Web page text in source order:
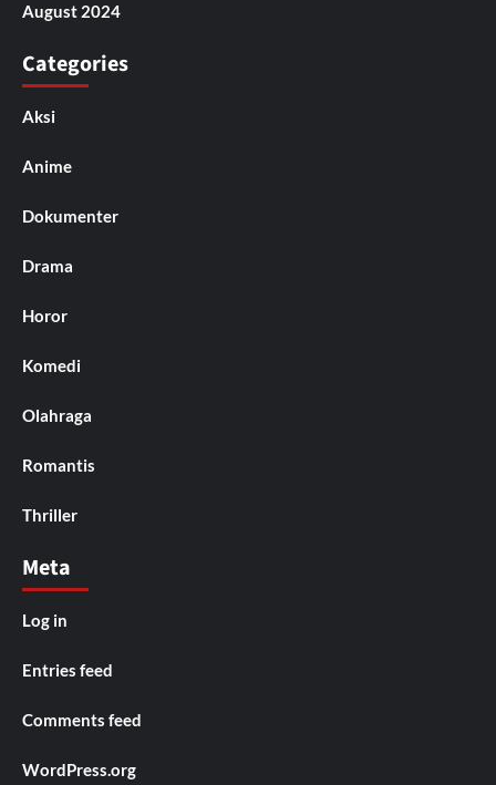
August 2024
Categories
Aksi
Anime
Dokumenter
Drama
Horor
Komedi
Olahraga
Romantis
Thriller
Meta
Log in
Entries feed
Comments feed
WordPress.org